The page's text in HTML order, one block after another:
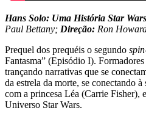
Hans Solo: Uma História Star
Paul Bettany; Direção: Ron
Prequel dos prequéis o segundo
Fantasma” (Episódio I).
trançando narrativas que se
da estrela da morte, se conectando
com a princesa Léa (Carrie
Universo Star Wars.